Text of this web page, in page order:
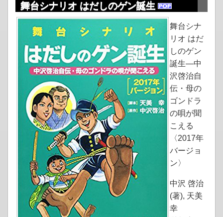
舞台シナリオ はだしのゲン誕生
舞台シナ
リオ はだ
しのゲン
誕生―中
沢啓治自
伝・母の
ゴンドラ
の唄が聞
こえる
〈2017年
バージョ
ン〉
中沢 啓治
(著), 天美
幸